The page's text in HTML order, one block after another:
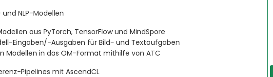
NLP-Modellen
aus PyTorch, TensorFlow und MindSpore
Eingaben/-Ausgaben für Bild- und Textaufgaben
Modellen in das OM-Format mithilfe von ATC
Pipelines mit AscendCL